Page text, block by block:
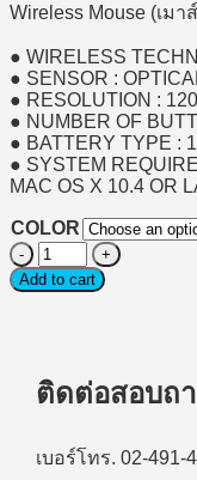
Wireless Mouse (เมา
● WIRELESS
● SENSOR :
● RESOLUTION :
● NUMBER OF
● BATTERY TYPE :
● SYSTEM
MAC OS X 10.4 OR
COLOR
Wireless
Mouse
(เมาส์
สาย)
721W
Add to cart
ติดต่อสอบถ
เบอร์โทร. 02-491-